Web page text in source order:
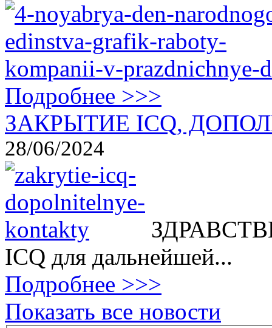
Подробнее >>>
ЗАКРЫТИЕ ICQ,
28/06/2024
ICQ для дальнейшей...
Подробнее >>>
Показать все новости